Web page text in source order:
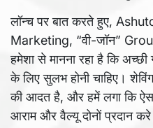
लॉन्च पर बात करते हुए,
Marketing, “वी-जॉन”
हमेशा से मानना रहा है कि अच्छी
के लिए सुलभ होनी चाहिए। शेविंग
की आदत है, और हमें लगा कि
आराम और वैल्यू दोनों प्रदान